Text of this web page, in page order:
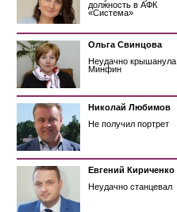
должность в АФК
«Система»
Ольга Свинцова
Неудачно крышанула
Минфин
Николай Любимов
Не получил портрет
Евгений Кириченко
Неудачно станцевал